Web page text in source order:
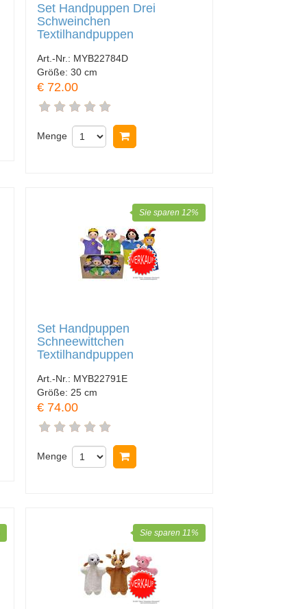
Set Handpuppen Drei
Schweinchen
Textilhandpuppen
Art.-Nr.: MYB22784D
Größe: 30 cm
€ 72.00
Menge
Set Handpuppen
Schneewittchen
Textilhandpuppen
Art.-Nr.: MYB22791E
Größe: 25 cm
€ 74.00
Sie sparen 12%
Menge
Sie sparen 11%